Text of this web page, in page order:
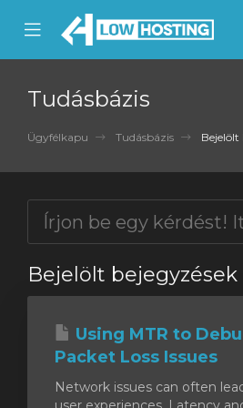
Mobile
Menu
Tudásbázis
Ügyfélkapu Tudásbázis Bejelölt
Bejelölt
Using MTR to
Packet Loss Issues
Network issues can often